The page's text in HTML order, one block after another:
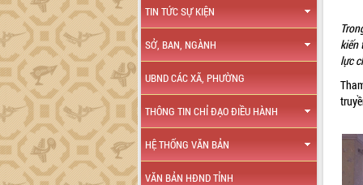
TIN TỨC SỰ KIỆN
SỞ, BAN, NGÀNH
UBND CÁC XÃ, PHƯỜNG
THÔNG TIN CHỈ ĐẠO ĐIỀU HÀNH
HỆ THỐNG VĂN BẢN
VĂN BẢN HĐND TỈNH
kiến
lực